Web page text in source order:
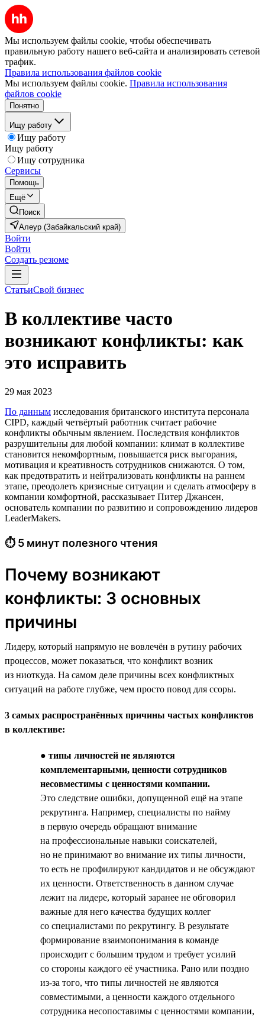
Мы используем файлы cookie, чтобы обеспечивать
правильную работу нашего веб-сайта и анализировать сетевой
трафик.
Правила использования файлов cookie
Мы используем файлы cookie. Правила использования
файлов cookie
Понятно
Ищу работу
Ищу работу
Ищу работу
Ищу сотрудника
Сервисы
Помощь
Ещё
Поиск
Алеур (Забайкальский край)
Войти
Войти
Создать резюме
СтатьиСвой бизнес
В коллективе часто
возникают конфликты: как
это исправить
29 мая 2023
По данным исследования британского института персонала
СIPD, каждый четвёртый работник считает рабочие
конфликты обычным явлением. Последствия конфликтов
разрушительны для любой компании: климат в коллективе
становится некомфортным, повышается риск выгорания,
мотивация и креативность сотрудников снижаются. О том,
как предотвратить и нейтрализовать конфликты на раннем
этапе, преодолеть кризисные ситуации и сделать атмосферу в
компании комфортной, рассказывает Питер Джансен,
основатель компании по развитию и сопровождению лидеров
LeaderMakers.
⏱ 5 минут полезного чтения
Почему возникают
конфликты: 3 основных
причины
Лидеру, который напрямую не вовлечён в рутину рабочих
процессов, может показаться, что конфликт возник
из ниоткуда. На самом деле причины всех конфликтных
ситуаций на работе глубже, чем просто повод для ссоры.
3 самых распространённых причины частых конфликтов
в коллективе:
● типы личностей не являются
комплементарными, ценности сотрудников
несовместимы с ценностями компании.
Это следствие ошибки, допущенной ещё на этапе
рекрутинга. Например, специалисты по найму
в первую очередь обращают внимание
на профессиональные навыки соискателей,
но не принимают во внимание их типы личности,
то есть не профилируют кандидатов и не обсуждают
их ценности. Ответственность в данном случае
лежит на лидере, который заранее не обговорил
важные для него качества будущих коллег
со специалистами по рекрутингу. В результате
формирование взаимопонимания в команде
происходит с большим трудом и требует усилий
со стороны каждого её участника. Рано или поздно
из-за того, что типы личностей не являются
совместимыми, а ценности каждого отдельного
сотрудника несопоставимы с ценностями компании,